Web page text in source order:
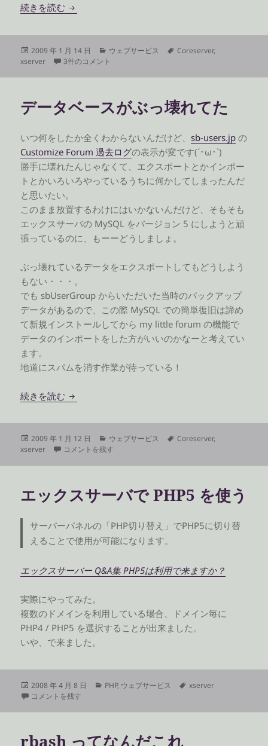
続きを読む サーバ移転中
投
稿
2009 年 1 月 14 日
カ
テ
ウェブサービス
タ
Coreserver,
xserver
サーバ移転中 への
3件のコメント
データベースがぶっ壊れてた
いつ何をしたか全くわからないんだけど、sb-users.jp の
Customize Forum 過去ログの表示が変です(´･ω･`)
勝手に壊れたんじゃなくて、エクスポートとかインポー
トとかいろいろやっているうちに何かしてしまったんだ
と思いたい。
このまま放置するわけにはいかないんだけど、そもそも
エックスサーバの MySQL をバージョン 5 にしようと頑
張っているのに、もーーどうしましょ。
ぶっ壊れているデータをエクスポートしてもどうしよう
もない・・・。
でも sbUserGroup からいただいた当時のバックアップ
データがあるので、この際 MySQL での簡単復旧は諦め
て新規インストールしてから my little forum の機能で
データのインポートをした方がいいのかなーと考えてい
ます。
地道にスパムを消す作業が待っている！
続きを読む データベースがぶっ壊れてた
投
稿
2009 年 1 月 12 日
カ
テ
ウェブサービス
タ
Coreserver,
xserver
データベースがぶっ壊れてた に
コメントを残す
エックスサーバで PHP5 を使う
サーバーパネルの「PHP切り替え」でPHP5に切り替
えることで使用が可能になります。
エックスサーバー Q&A集 PHP5は利用で来ますか？
実際にやってみた。
複数のドメインを利用している場合、ドメイン毎に
PHP4 / PHP5 を選択することが出来ました。
いや、で来ました。
投
稿
2008 年 4 月 8 日
カ
PHP, ウェブサービス
タ
xserver
エックスサーバで PHP5 を使う に
コメントを残す
rbash ってなんだこれ